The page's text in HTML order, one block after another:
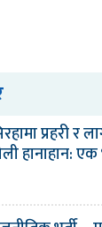
प्रहरी र
हानाहान: